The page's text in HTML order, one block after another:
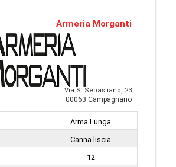
Armeria Morganti
Via S. Sebastiano, 23
00063 Campagnano
Arma Lunga
Canna liscia
12